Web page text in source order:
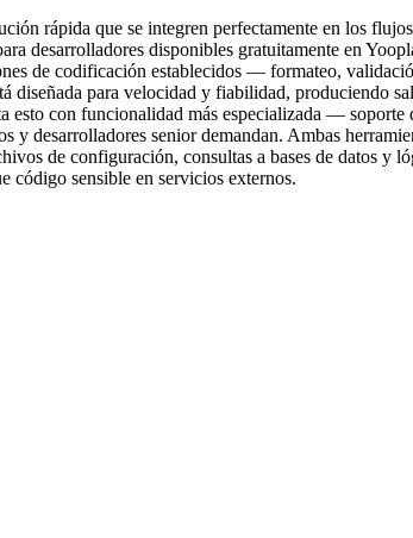
rápida que se integren perfectamente en los
desarrolladores disponibles gratuitamente en
de codificación establecidos — formateo,
diseñada para velocidad y fiabilidad, produciendo
con funcionalidad más especializada — soporte
desarrolladores senior demandan. Ambas
de configuración, consultas a bases de datos y
código sensible en servicios externos.